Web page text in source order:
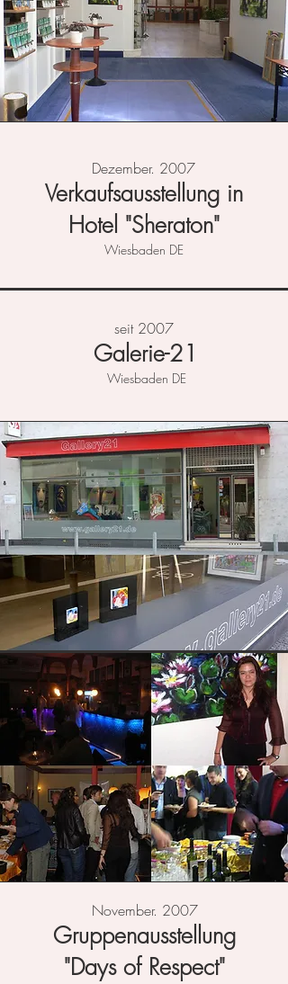
Dezember. 2007
Verkaufsausstellung in
Hotel "Sheraton"
Wiesbaden DE
seit 2007
Galerie-21
Wiesbaden DE
November. 2007
Gruppenausstellung
"Days of Respect"